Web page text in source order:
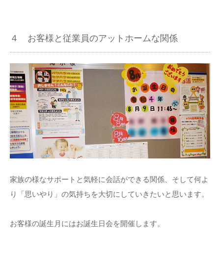
４ お客様と従業員のアットホームな関係
家族の様なサポートと気軽に会話ができる関係、そして何よ
り「思いやり」の気持ちを大切にしていきたいと思います。
お客様の誕生月にはお誕生日会を開催します。